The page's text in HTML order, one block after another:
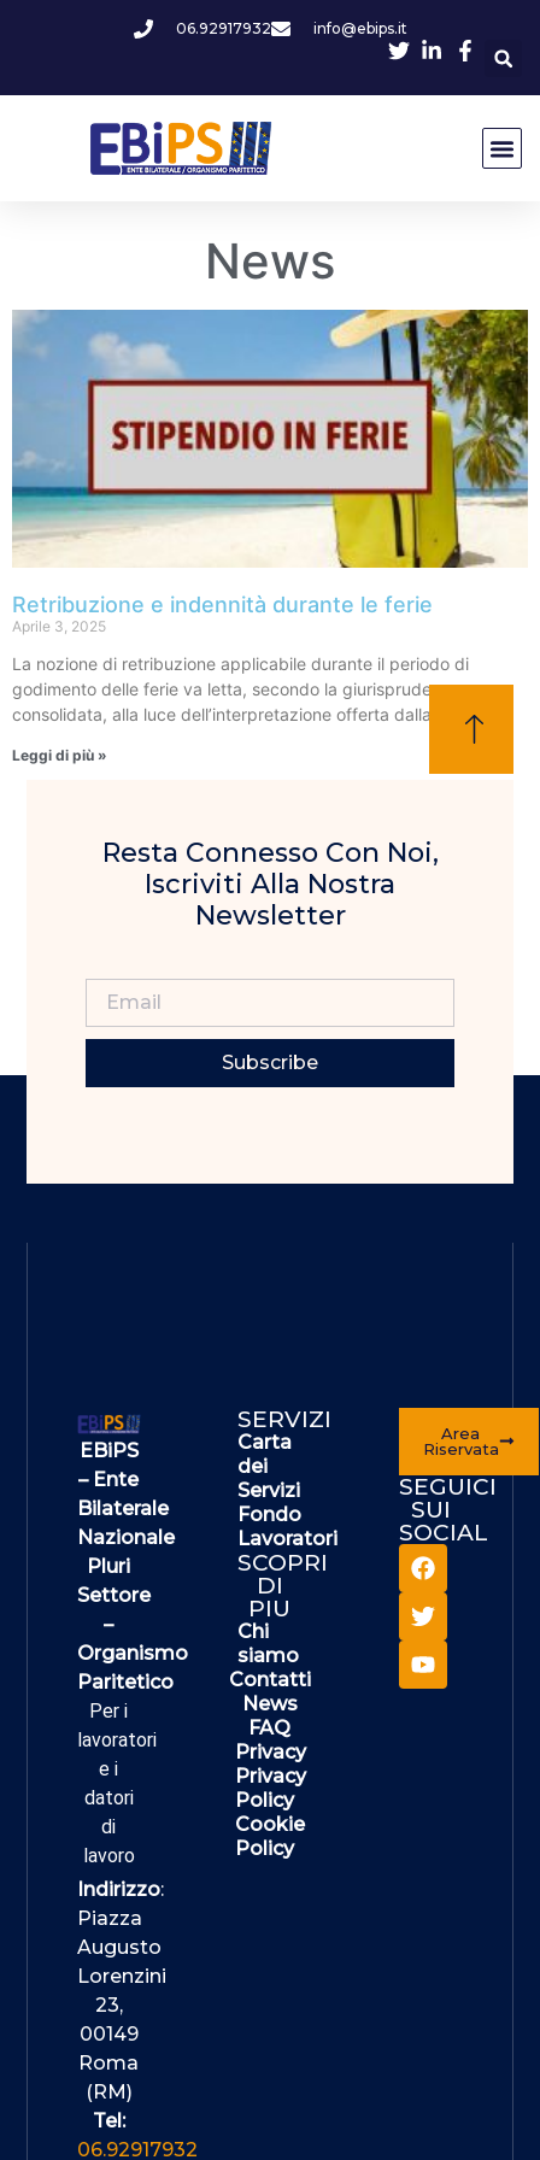
06.92917932 info@ebips.it
News
Retribuzione e indennità durante le ferie
Aprile 3, 2025
La nozione di retribuzione applicabile durante il periodo di
godimento delle ferie va letta, secondo la giurisprudenza
consolidata, alla luce dell’interpretazione offerta dalla Corte di
Leggi di più »
Resta Connesso Con Noi,
Iscriviti Alla Nostra
Newsletter
Subscribe
EBiPS
– Ente
Bilaterale
Nazionale
Pluri
Settore
–
Organismo
Paritetico
Per i
lavoratori
e i
datori
di
lavoro
Indirizzo:
Piazza
Augusto
Lorenzini
23,
00149
Roma
(RM)
Tel:
06.92917932
SERVIZI
Carta
dei
Servizi
Fondo
Lavoratori
SCOPRI
DI
PIU
Chi
siamo
Contatti
News
FAQ
Privacy
Privacy
Policy
Cookie
Policy
Area
Riservata
SEGUICI
SUI
SOCIAL